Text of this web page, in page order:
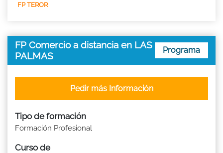
FP TEROR
FP Comercio a distancia en LAS
PALMAS
Programa
Tipo de formación
Formación Profesional
Curso de
Pedir más Información